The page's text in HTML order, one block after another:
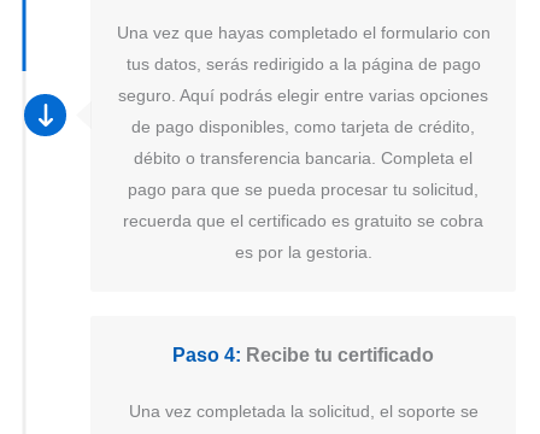
Una vez que hayas completado el formulario con
tus datos, serás redirigido a la página de pago
seguro. Aquí podrás elegir entre varias opciones
de pago disponibles, como tarjeta de crédito,
débito o transferencia bancaria. Completa el
pago para que se pueda procesar tu solicitud,
recuerda que el certificado es gratuito se cobra
es por la gestoria.
Paso 4: Recibe tu certificado
Una vez completada la solicitud, el soporte se